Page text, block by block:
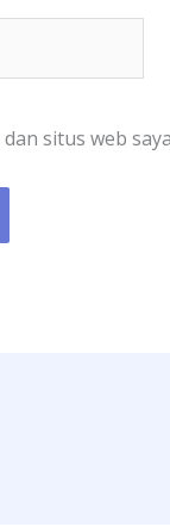
dan situs web